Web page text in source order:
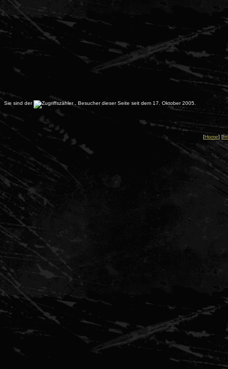
Sie sind der . Besucher dieser Seite seit dem 17. Oktober 2005.
[Home] [